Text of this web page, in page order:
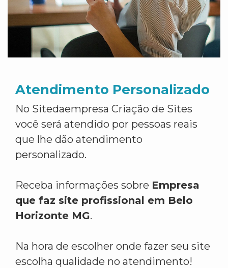
Atendimento Personalizado
No Sitedaempresa Criação de Sites
você será atendido por pessoas reais
que lhe dão atendimento
personalizado.
Receba informações sobre Empresa
que faz site profissional em Belo
Horizonte MG.
Na hora de escolher onde fazer seu site
escolha qualidade no atendimento!